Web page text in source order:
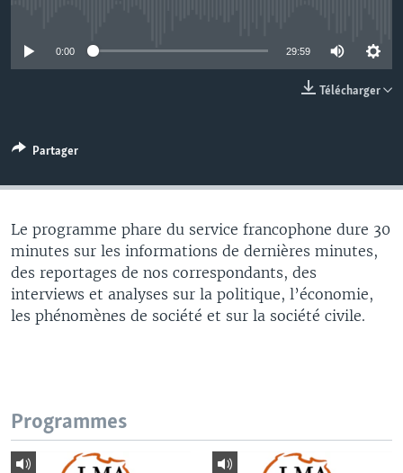
0:00 29:59
Télécharger
Partager
Le programme phare du service francophone dure 30
minutes sur les informations de dernières minutes,
des reportages de nos correspondants, des
interviews et analyses sur la politique, l’économie,
les phénomènes de société et sur la société civile.
Programmes